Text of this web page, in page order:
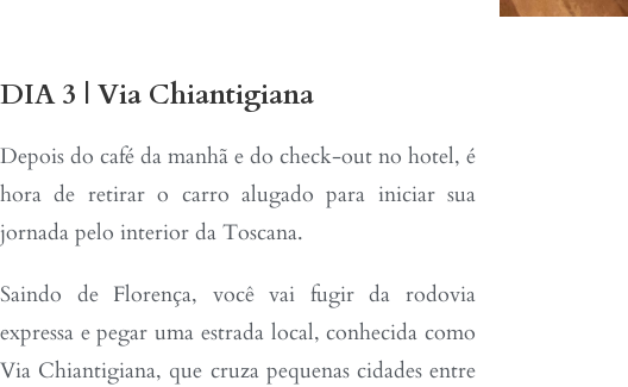
DIA 3 | Via Chiantigiana
Depois do café da manhã e do check-out no hotel, é
hora de retirar o carro alugado para iniciar sua
jornada pelo interior da Toscana.
Saindo de Florença, você vai fugir da rodovia
expressa e pegar uma estrada local, conhecida como
Via Chiantigiana, que cruza pequenas cidades entre